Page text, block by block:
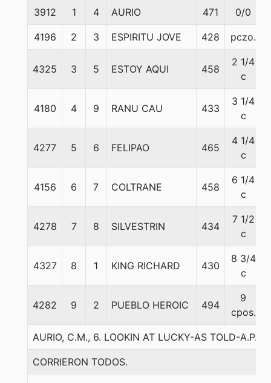
3912 1 4 AURIO 471 0/0
4196 2 3 ESPIRITU JOVE 428 pczo.
4325 3 5 ESTOY AQUI 458
2 1/4
c
4180 4 9 RANU CAU 433
3 1/4
c
4277 5 6 FELIPAO 465
4 1/4
c
4156 6 7 COLTRANE 458
6 1/4
c
4278 7 8 SILVESTRIN 434
7 1/2
c
4327 8 1 KING RICHARD 430
8 3/4
c
4282 9 2 PUEBLO HEROIC 494
9
cpos.
AURIO, C.M., 6. LOOKIN AT LUCKY-AS TOLD-A.P.
CORRIERON TODOS.